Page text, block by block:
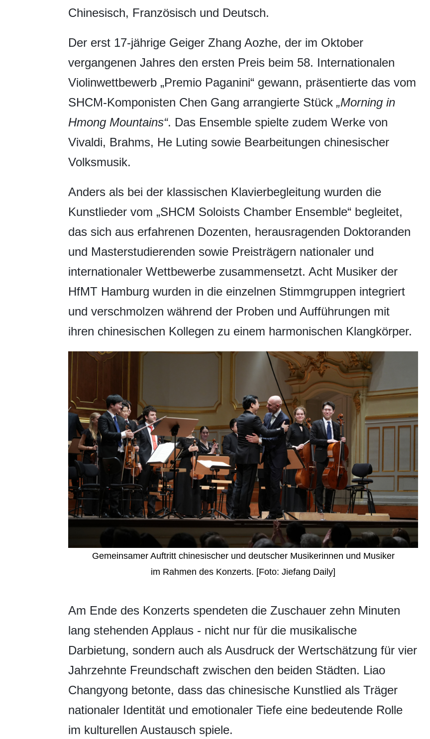
Chinesisch, Französisch und Deutsch.
Der erst 17-jährige Geiger Zhang Aozhe, der im Oktober
vergangenen Jahres den ersten Preis beim 58. Internationalen
Violinwettbewerb „Premio Paganini“ gewann, präsentierte das vom
SHCM-Komponisten Chen Gang arrangierte Stück „Morning in
Hmong Mountains“. Das Ensemble spielte zudem Werke von
Vivaldi, Brahms, He Luting sowie Bearbeitungen chinesischer
Volksmusik.
Anders als bei der klassischen Klavierbegleitung wurden die
Kunstlieder vom „SHCM Soloists Chamber Ensemble“ begleitet,
das sich aus erfahrenen Dozenten, herausragenden Doktoranden
und Masterstudierenden sowie Preisträgern nationaler und
internationaler Wettbewerbe zusammensetzt. Acht Musiker der
HfMT Hamburg wurden in die einzelnen Stimmgruppen integriert
und verschmolzen während der Proben und Aufführungen mit
ihren chinesischen Kollegen zu einem harmonischen Klangkörper.
Gemeinsamer Auftritt chinesischer und deutscher Musikerinnen und Musiker
im Rahmen des Konzerts. [Foto: Jiefang Daily]
​Am Ende des Konzerts spendeten die Zuschauer zehn Minuten
lang stehenden Applaus - nicht nur für die musikalische
Darbietung, sondern auch als Ausdruck der Wertschätzung für vier
Jahrzehnte Freundschaft zwischen den beiden Städten. Liao
Changyong betonte, dass das chinesische Kunstlied als Träger
nationaler Identität und emotionaler Tiefe eine bedeutende Rolle
im kulturellen Austausch spiele.